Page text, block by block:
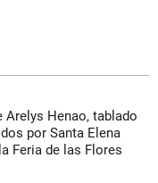
Henao, tablado
por Santa Elena
Feria de las Flores